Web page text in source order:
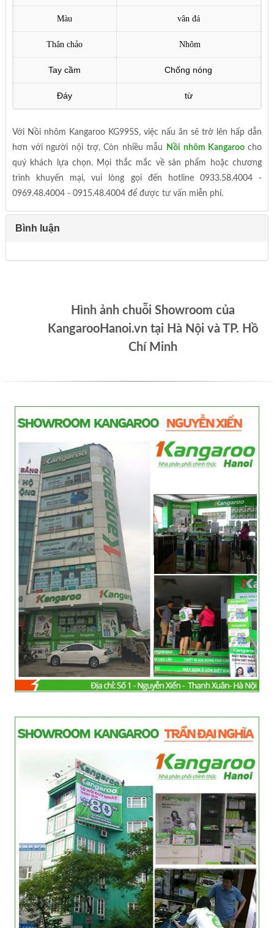
Màu vân đá
Thân chảo Nhôm
Tay cầm Chống nóng
Đáy từ
Với Nồi nhôm Kangaroo KG995S, việc nấu ăn sẽ trở lên hấp dẫn
hơn với người nội trợ, Còn nhiều mẫu
Nồi nhôm Kangaroo cho
quý khách lựa chọn. Mọi thắc mắc về sản phẩm hoặc chương
trình khuyến mại, vui lòng gọi đến hotline 0933.58.4004 -
0969.48.4004 - 0915.48.4004 để được tư vấn miễn phí.
Bình luận
Hình ảnh chuỗi Showroom của
KangarooHanoi.vn tại Hà Nội và TP. Hồ
Chí Minh